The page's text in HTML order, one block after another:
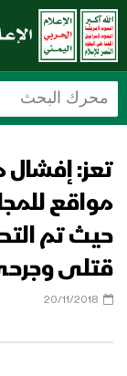
تعز: إفشال
مواقع
حيث تم
قتلى
20/11/2018